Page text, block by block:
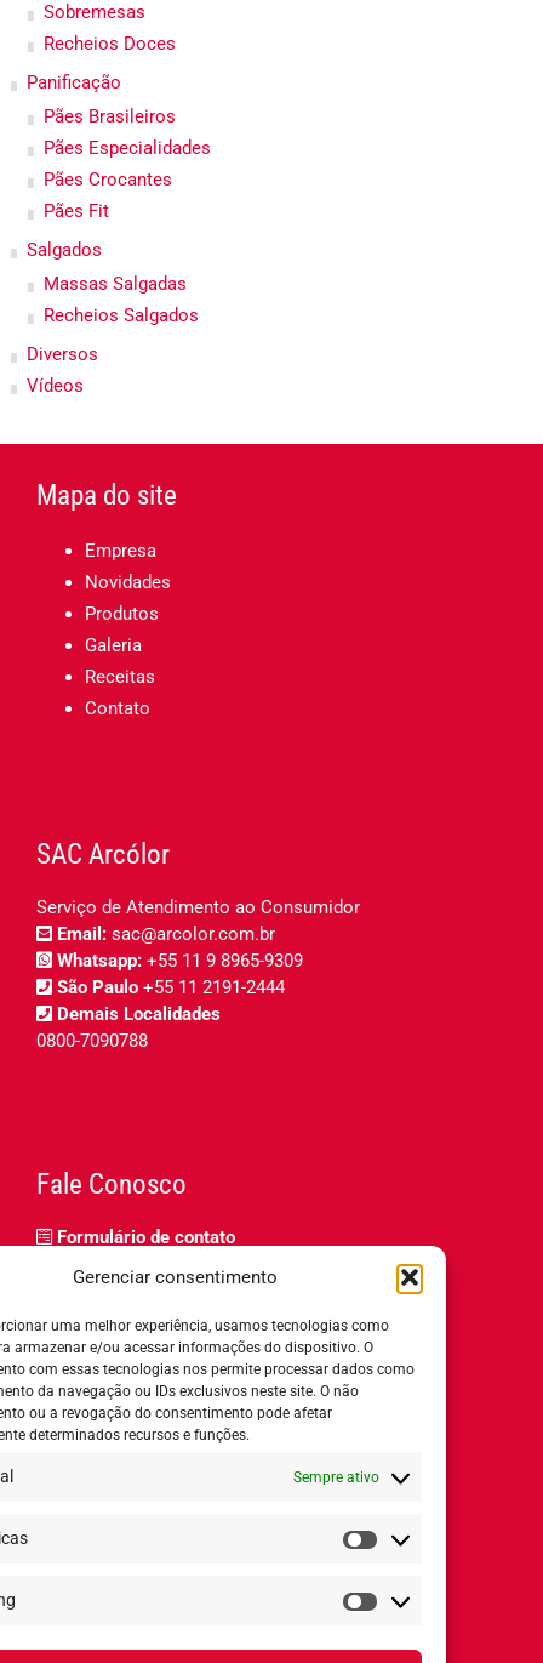
Gerenciar consentimento
uma melhor experiência, usamos tecnologias como
armazenar e/ou acessar informações do dispositivo. O
com essas tecnologias nos permite processar dados como
da navegação ou IDs exclusivos neste site. O não
ou a revogação do consentimento pode afetar
determinados recursos e funções.
Sempre ativo
Estatísticas
Marketing
Sobremesas
Recheios Doces
Panificação
Pães Brasileiros
Pães Especialidades
Pães Crocantes
Pães Fit
Salgados
Massas Salgadas
Recheios Salgados
Diversos
Vídeos
Mapa do site
Empresa
Novidades
Produtos
Galeria
Receitas
Contato
SAC Arcólor
Serviço de Atendimento ao Consumidor
Email: sac@arcolor.com.br
Whatsapp: +55 11 9 8965-9309
São Paulo +55 11 2191-2444
Demais Localidades
0800-7090788
Fale Conosco
Formulário de contato
Relatório de igualdade salarial
Horário de Atendimento:
8h ás 18h